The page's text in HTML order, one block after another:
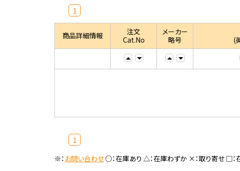
1
商品詳細情報
注文
Cat.No
メーカー
略号
(
1
※： お問い合わせ○：在庫あり △：在庫わずか ×：取り寄せ □：